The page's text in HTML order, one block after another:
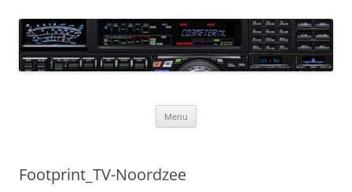
naar
de
inhoud CQ3meter
Website door en voor radio-amateurs
Menu
Footprint_TV-Noordzee